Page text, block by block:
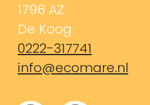
1796 AZ
De Koog
0222-317741
info@ecomare.nl